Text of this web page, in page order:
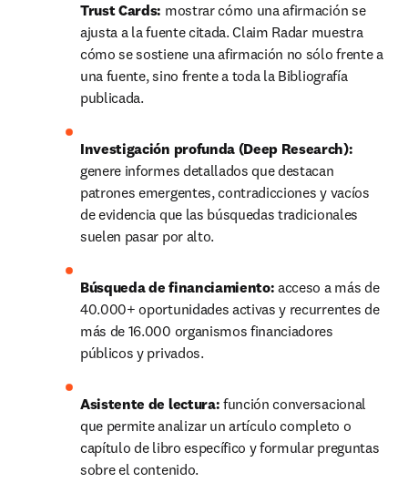
Trust Cards: mostrar cómo una afirmación se
ajusta a la fuente citada. Claim Radar muestra
cómo se sostiene una afirmación no sólo frente a
una fuente, sino frente a toda la Bibliografía
publicada.
genere informes detallados que destacan
patrones emergentes, contradicciones y vacíos
de evidencia que las búsquedas tradicionales
suelen pasar por alto.
Búsqueda de financiamiento: acceso a más de
40.000+ oportunidades activas y recurrentes de
más de 16.000 organismos financiadores
públicos y privados.
Asistente de lectura: función conversacional
que permite analizar un artículo completo o
capítulo de libro específico y formular preguntas
sobre el contenido.